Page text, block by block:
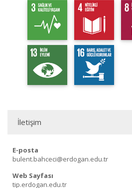
İletişim
E-posta
bulent.bahceci@erdogan.edu.tr
Web Sayfası
tip.erdogan.edu.tr